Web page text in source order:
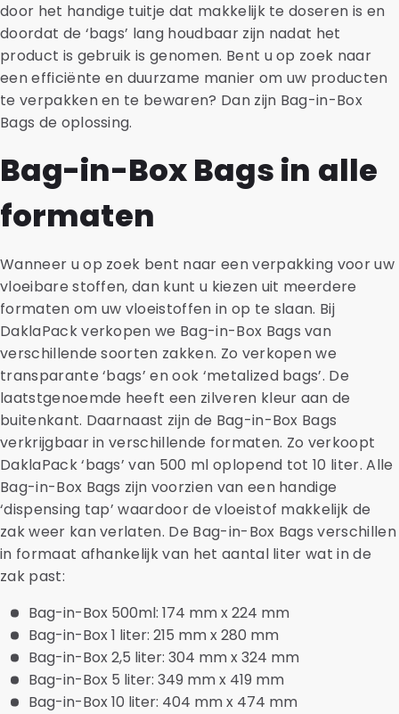
door het handige tuitje dat makkelijk te doseren is en
doordat de ‘bags’ lang houdbaar zijn nadat het
product is gebruik is genomen. Bent u op zoek naar
een efficiënte en duurzame manier om uw producten
te verpakken en te bewaren? Dan zijn Bag-in-Box
Bags de oplossing.
Bag-in-Box Bags in alle
formaten
Wanneer u op zoek bent naar een verpakking voor uw
vloeibare stoffen, dan kunt u kiezen uit meerdere
formaten om uw vloeistoffen in op te slaan. Bij
DaklaPack verkopen we Bag-in-Box Bags van
verschillende soorten zakken. Zo verkopen we
transparante ‘bags’ en ook ‘metalized bags’. De
laatstgenoemde heeft een zilveren kleur aan de
buitenkant. Daarnaast zijn de Bag-in-Box Bags
verkrijgbaar in verschillende formaten. Zo verkoopt
DaklaPack ‘bags’ van 500 ml oplopend tot 10 liter. Alle
Bag-in-Box Bags zijn voorzien van een handige
‘dispensing tap’ waardoor de vloeistof makkelijk de
zak weer kan verlaten. De Bag-in-Box Bags verschillen
in formaat afhankelijk van het aantal liter wat in de
zak past:
Bag-in-Box 500ml: 174 mm x 224 mm
Bag-in-Box 1 liter: 215 mm x 280 mm
Bag-in-Box 2,5 liter: 304 mm x 324 mm
Bag-in-Box 5 liter: 349 mm x 419 mm
Bag-in-Box 10 liter: 404 mm x 474 mm